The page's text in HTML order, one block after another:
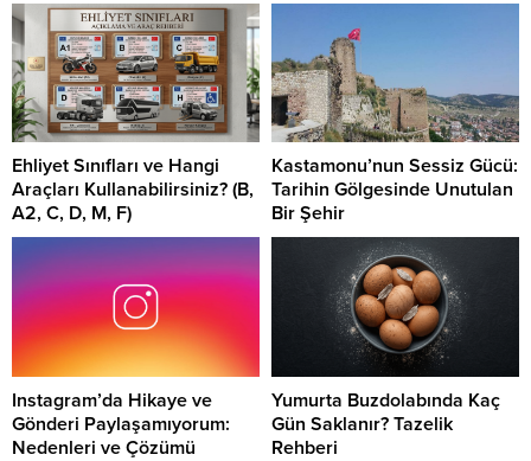
Ehliyet Sınıfları ve Hangi
Araçları Kullanabilirsiniz? (B,
A2, C, D, M, F)
Kastamonu’nun Sessiz Gücü:
Tarihin Gölgesinde Unutulan
Bir Şehir
Instagram’da Hikaye ve
Gönderi Paylaşamıyorum:
Nedenleri ve Çözümü
Yumurta Buzdolabında Kaç
Gün Saklanır? Tazelik
Rehberi